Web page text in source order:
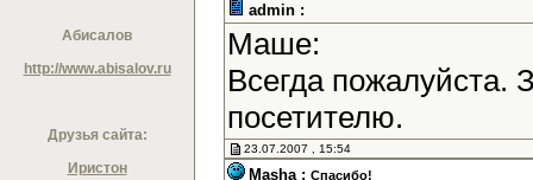
Абисалов
http://www.abisalov.ru
Друзья сайта:
Иристон
admin :
Маше:
Всегда
посетителю.
23.07.2007 , 15:54
Masha : Спасибо!